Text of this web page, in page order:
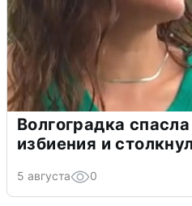
Волгоградка
избиения и
5 августа 0